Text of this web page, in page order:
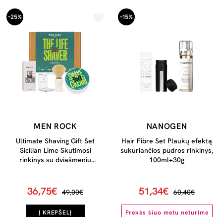
-25%
MEN ROCK
Ultimate Shaving Gift Set
Sicilian Lime Skutimosi
rinkinys su dviašmeniu
36,75€ 49,00€
Į KREPŠELĮ
-15%
NANOGEN
Hair Fibre Set Plaukų efektą
sukuriančios pudros rinkinys,
100ml+30g
51,34€ 60,40€
Prekės šiuo metu neturime